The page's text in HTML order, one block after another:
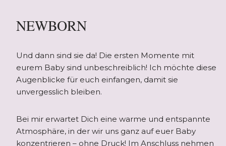
NEWBORN
Und dann sind sie da! Die ersten Momente mit
eurem Baby sind unbeschreiblich! Ich möchte diese
Augenblicke für euch einfangen, damit sie
unvergesslich bleiben.
Bei mir erwartet Dich eine warme und entspannte
Atmosphäre, in der wir uns ganz auf euer Baby
konzentrieren – ohne Druck! Im Anschluss nehmen